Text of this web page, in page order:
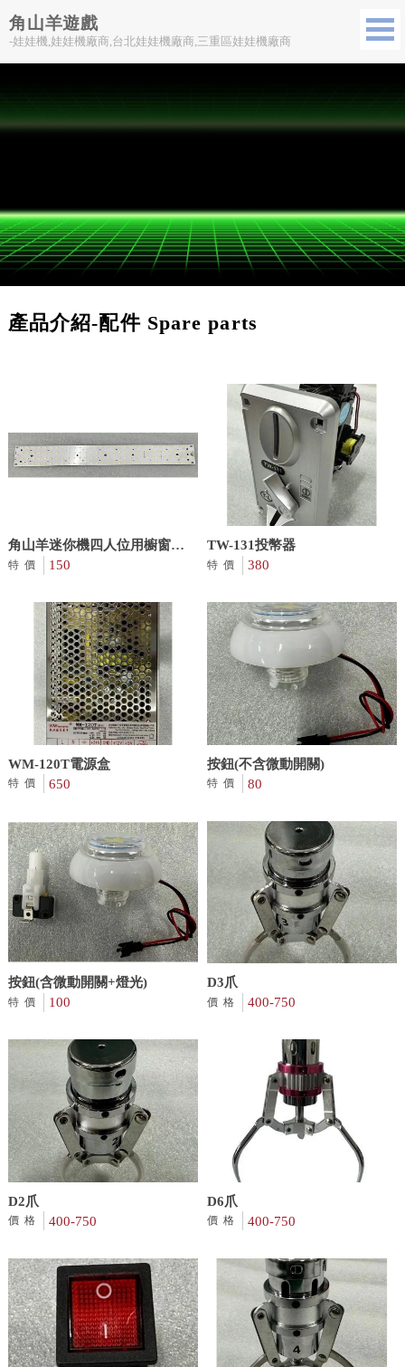
角山羊遊戲
-娃娃機,娃娃機廠商,台北娃娃機廠商,三重區娃娃機廠商
產品介紹-配件 Spare parts
角山羊迷你機四人位用櫥窗
LED燈板
特價 150
TW-131投幣器
特價 380
WM-120T電源盒
特價 650
按鈕(不含微動開關)
特價 80
按鈕(含微動開關+燈光)
特價 100
D3爪
價格 400-750
D2爪
價格 400-750
D6爪
價格 400-750